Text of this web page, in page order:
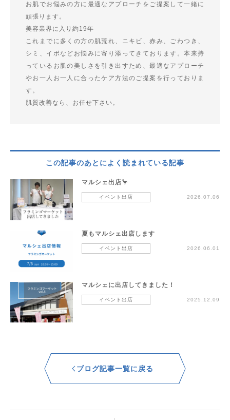
お肌でお悩みの方に最適なアプローチをご提案して一緒に
頑張ります。
美容業界に入り約19年
これまでに多くの方の肌荒れ、ニキビ、赤み、ごわつき、
シミ、イボなどお悩みに寄り添ってきております。本来持
っているお肌の美しさを引き出すため、最適なアプローチ
やお一人お一人に合ったケア方法のご提案を行っておりま
す。
肌質改善なら、お任せ下さい。
この記事のあとによく読まれている記事
マルシェ出店🦩
イベント出店 2026.07.06
夏もマルシェ出店します
イベント出店 2026.06.01
マルシェに出店してきました！
イベント出店 2025.12.09
ブログ記事一覧に戻る